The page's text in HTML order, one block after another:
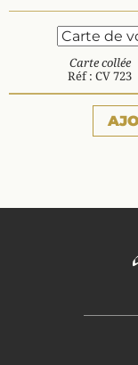
Carte collée
Réf : CV 723